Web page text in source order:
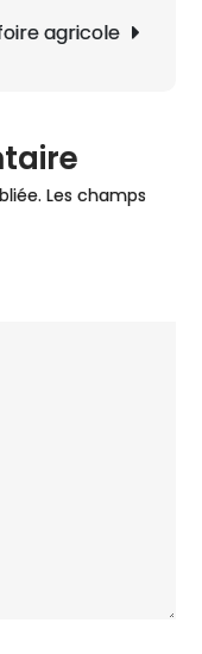
agricole
Les champs